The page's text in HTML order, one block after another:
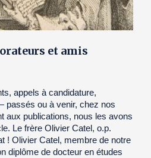
et amis
appels à candidature,
passés ou à venir, chez nos
aux publications, nous les avons
Le frère Olivier Catel, o.p.
! Olivier Catel, membre de notre
diplôme de docteur en études